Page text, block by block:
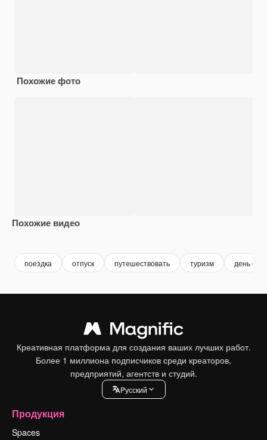
Похожие фото
Похожие видео
поездка отпуск путешествовать туризм день
Креативная платформа для создания ваших лучших работ.
Более 1 миллиона подписчиков среди креаторов,
предприятий, агентств и студий.
Pусский
Продукция
Spaces